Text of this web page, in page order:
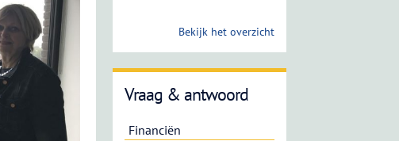
Bekijk het overzicht
Vraag & antwoord
Financiën